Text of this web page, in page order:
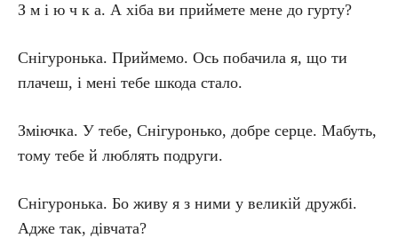
З м і ю ч к а. А хіба ви приймете мене до гурту?
Снігуронька. Приймемо. Ось побачила я, що ти
плачеш, і мені тебе шкода стало.
Зміючка. У тебе, Снігуронько, добре серце. Мабуть,
тому тебе й люблять подруги.
Снігуронька. Бо живу я з ними у великій дружбі.
Адже так, дівчата?